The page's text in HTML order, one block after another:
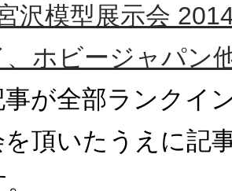
沢模型展示会
、ホビージャパン
が全部ランクイ
を頂いたうえに記